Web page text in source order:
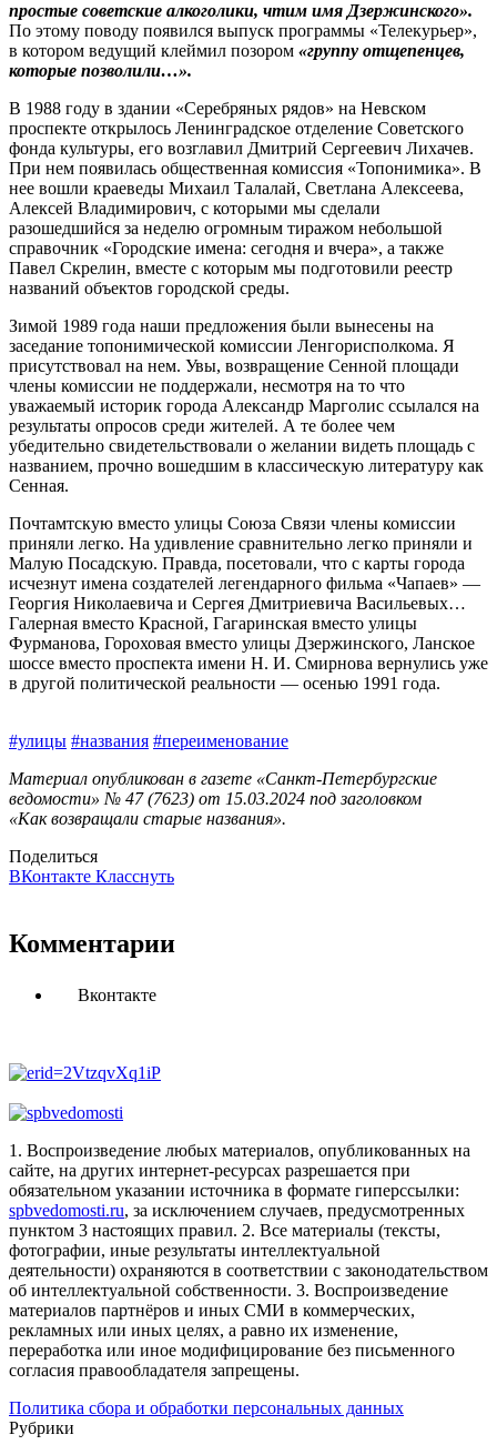
прос­тые советские алкоголики, чтим имя Дзержинского».
По этому поводу появился выпуск программы «Телекурьер»,
в котором ведущий клеймил позором «группу отщепенцев,
которые позволили…».
В 1988 году в здании «Серебряных рядов» на Невском
проспекте открылось Ленинградское отделение Советского
фонда культуры, его возглавил Дмитрий Сергеевич Лихачев.
При нем появилась общественная комиссия «Топонимика». В
нее вошли краеведы Михаил Талалай, Светлана Алексеева,
Алексей Владимирович, с которыми мы сделали
разошедшийся за неделю огромным тиражом небольшой
справочник «Городские имена: сегодня и вчера», а также
Павел Скрелин, вместе с которым мы подготовили реестр
названий объектов городской среды.
Зимой 1989 года наши предложения были вынесены на
заседание топонимической комиссии Ленгор­исполкома. Я
присутствовал на нем. Увы, возвращение Сенной площади
члены комиссии не поддержали, несмотря на то что
уважаемый историк города Александр Марголис ссылался на
результаты опросов среди жителей. А те более чем
убедительно свидетельствовали о желании видеть площадь с
названием, прочно вошедшим в классическую литературу как
Сенная.
Почтамтскую вместо улицы Союза Связи члены комиссии
приняли легко. На удивление сравнительно легко приняли и
Малую Посадскую. Правда, посетовали, что с карты города
исчезнут имена создателей легендарного фильма «Чапаев» —
Георгия Николаевича и Сергея Дмитриевича Васильевых…
Галерная вместо Красной, Гагаринская вместо улицы
Фурманова, Гороховая вместо улицы Дзержинского, Ланское
шоссе вместо проспекта имени Н. И. Смирнова вернулись уже
в другой политической реальности — осенью 1991 года.
#улицы #названия #переименование
Материал опубликован в газете «Санкт-Петербургские
ведомости» № 47 (7623) от 15.03.2024 под заголовком
«Как возвращали старые названия».
Поделиться
ВКонтакте Класснуть
Комментарии
Вконтакте
1. Воспроизведение любых материалов, опубликованных на
сайте, на других интернет-ресурсах разрешается при
обязательном указании источника в формате гиперссылки:
spbvedomosti.ru, за исключением случаев, предусмотренных
пунктом 3 настоящих правил. 2. Все материалы (тексты,
фотографии, иные результаты интеллектуальной
деятельности) охраняются в соответствии с законодательством
об интеллектуальной собственности. 3. Воспроизведение
материалов партнёров и иных СМИ в коммерческих,
рекламных или иных целях, а равно их изменение,
переработка или иное модифицирование без письменного
согласия правообладателя запрещены.
Политика сбора и обработки персональных данных
Рубрики